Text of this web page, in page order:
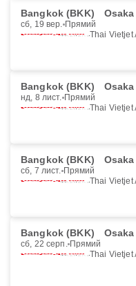
Bangkok (BKK)
сб, 19 вер. Прямий
Thai Vietjet
Bangkok (BKK)
нд, 8 лист. Прямий
Thai Vietjet
Bangkok (BKK)
сб, 7 лист. Прямий
Thai Vietjet
Bangkok (BKK)
сб, 22 серп. Прямий
Thai Vietjet